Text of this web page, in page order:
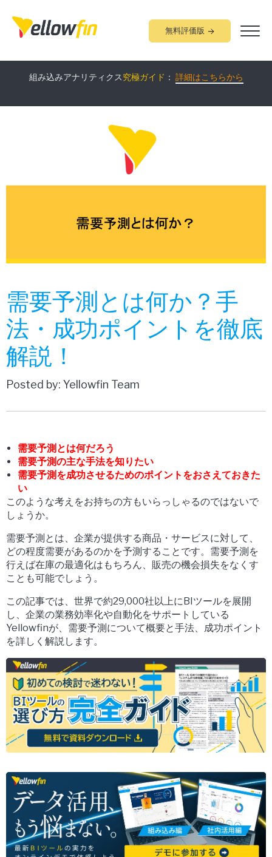
無料評価版
Yellowfinについて60分で学べるオンラインデモ開催中！：
組み込みアナリティクス究極ガイド ： 詳細はこちらから
需要予測とは何か？手
法・成功ポイントを徹底
解説！
Posted by: Yellowfin Team
需要予測とは何だろう
需要予測の主な手法を知りたい
需要予測を成功させるためのポイントをおさえておきた
い
このような考えをお持ちの方もいらっしゃるのではないで
しょうか。
需要予測とは、企業が提供する商品・サービスに対して、
どの程度需要があるのかを予測することです。需要予測を
行えば在庫の最適化はもちろん、販売の機会損失をなくす
ことも可能でしょう。
この記事では、世界で約29,000社以上にBIツールを展開
し、企業の業務効率化や自動化をサポートしている
Yellowfinが、需要予測について概要と手法、成功ポイント
を詳しく解説します。